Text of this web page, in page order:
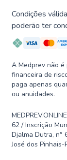
Condições
poderão ter
A Medprev não
financeira de
paga apenas
ou anuidades.
62 / Inscrição
Djalma Dutra, n°
José dos Pinhais-